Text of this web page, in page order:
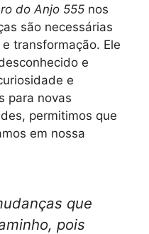
do Anjo 555 nos
são necessárias
transformação. Ele
e
e
para novas
permitimos que
em nossa
que
pois